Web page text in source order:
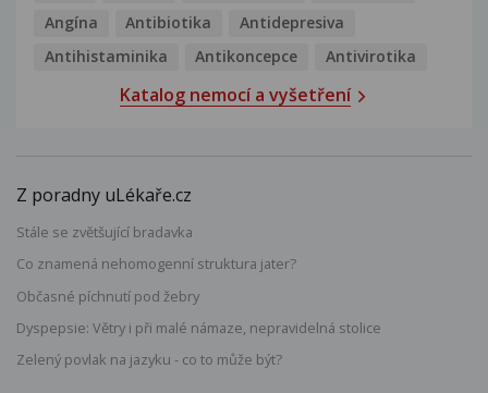
Angína
Antibiotika
Antidepresiva
Antihistaminika
Antikoncepce Antivirotika
Katalog nemocí a vyšetření
Z poradny uLékaře.cz
Stále se zvětšující bradavka
Co znamená nehomogenní struktura jater?
Občasné píchnutí pod žebry
Dyspepsie: Větry i při malé námaze, nepravidelná stolice
Zelený povlak na jazyku - co to může být?